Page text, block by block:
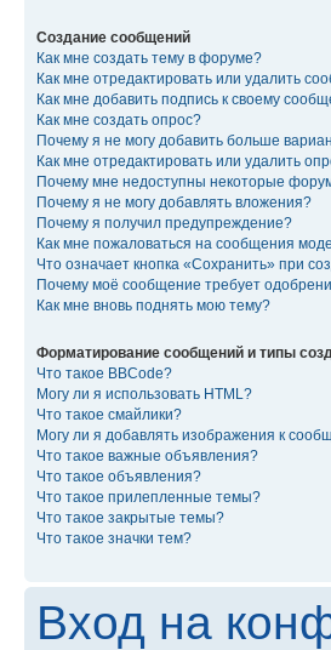
Создание сообщений
Как мне создать тему в форуме?
Как мне отредактировать или удалить
Как мне добавить подпись к своему
Как мне создать опрос?
Почему я не могу добавить больше
Как мне отредактировать или удалить
Почему мне недоступны некоторые
Почему я не могу добавлять вложения?
Почему я получил предупреждение?
Как мне пожаловаться на сообщения
Что означает кнопка «Сохранить» при
Почему моё сообщение требует
Как мне вновь поднять мою тему?
Форматирование сообщений и типы
Что такое BBCode?
Могу ли я использовать HTML?
Что такое смайлики?
Могу ли я добавлять изображения к
Что такое важные объявления?
Что такое объявления?
Что такое прилепленные темы?
Что такое закрытые темы?
Что такое значки тем?
Вход на